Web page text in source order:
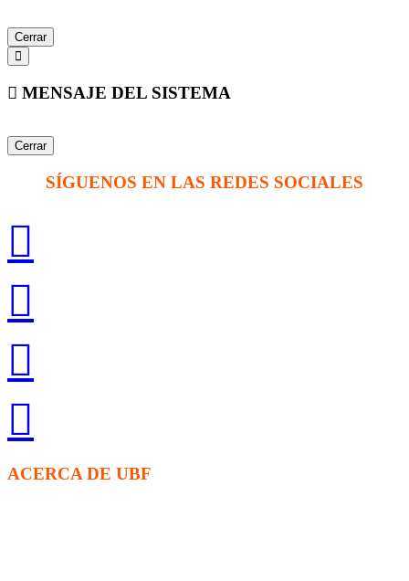
Cerrar
MENSAJE DEL SISTEMA
Cerrar
SÍGUENOS EN LAS REDES SOCIALES
ACERCA DE UBF